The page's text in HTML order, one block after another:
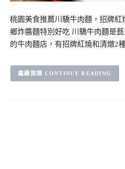
桃園美食推薦川驕牛肉麵，招牌
鄉炸醬麵特別好吃 川驕牛肉麵是
的牛肉麵店，有招牌紅燒和清燉2
CONTINUE READING